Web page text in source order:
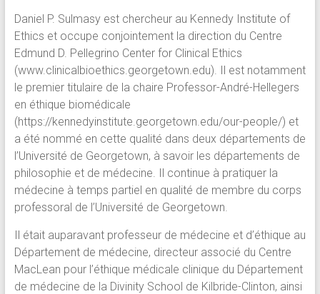
Daniel P. Sulmasy est chercheur au Kennedy Institute of
Ethics et occupe conjointement la direction du Centre
Edmund D. Pellegrino Center for Clinical Ethics
(www.clinicalbioethics.georgetown.edu). Il est notamment
le premier titulaire de la chaire Professor-André-Hellegers
en éthique biomédicale
(https://kennedyinstitute.georgetown.edu/our-people/) et
a été nommé en cette qualité dans deux départements de
l’Université de Georgetown, à savoir les départements de
philosophie et de médecine. Il continue à pratiquer la
médecine à temps partiel en qualité de membre du corps
professoral de l’Université de Georgetown.
Il était auparavant professeur de médecine et d’éthique au
Département de médecine, directeur associé du Centre
MacLean pour l’éthique médicale clinique du Département
de médecine de la Divinity School de Kilbride-Clinton, ainsi